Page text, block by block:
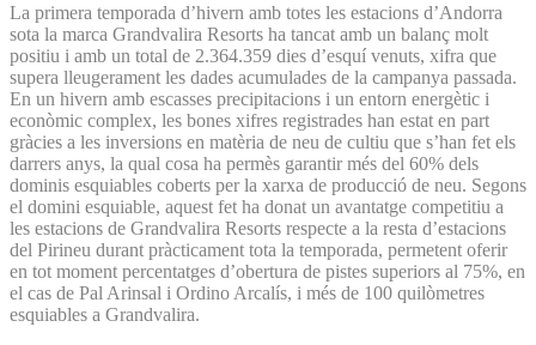
La primera temporada d’hivern amb totes les estacions d’Andorra
sota la marca Grandvalira Resorts ha tancat amb un balanç molt
positiu i amb un total de 2.364.359 dies d’esquí venuts, xifra que
supera lleugerament les dades acumulades de la campanya passada.
En un hivern amb escasses precipitacions i un entorn energètic i
econòmic complex, les bones xifres registrades han estat en part
gràcies a les inversions en matèria de neu de cultiu que s’han fet els
darrers anys, la qual cosa ha permès garantir més del 60% dels
dominis esquiables coberts per la xarxa de producció de neu. Segons
el domini esquiable, aquest fet ha donat un avantatge competitiu a
les estacions de Grandvalira Resorts respecte a la resta d’estacions
del Pirineu durant pràcticament tota la temporada, permetent oferir
en tot moment percentatges d’obertura de pistes superiors al 75%, en
el cas de Pal Arinsal i Ordino Arcalís, i més de 100 quilòmetres
esquiables a Grandvalira.